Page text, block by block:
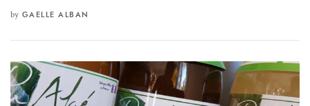
by GAELLE ALBAN